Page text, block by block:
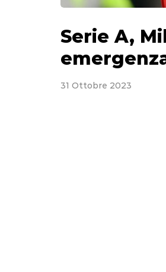
Serie A,
31 Ottobre 2023